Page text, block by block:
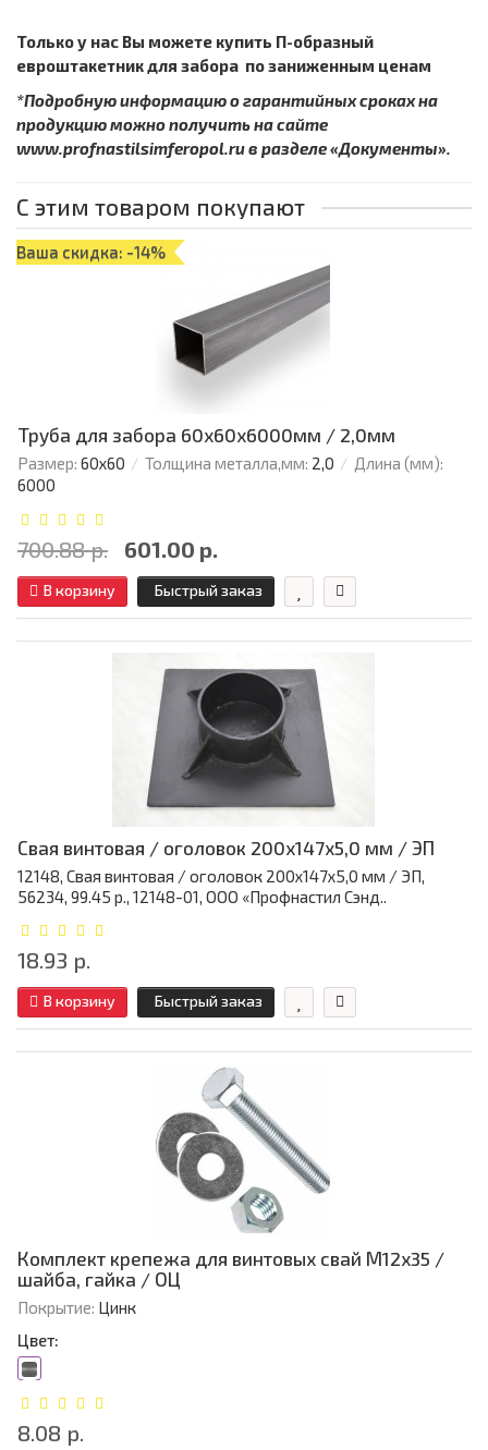
Только у нас Вы можете купить П-образный
евроштакетник для забора по заниженным ценам
*Подробную информацию о гарантийных сроках на
продукцию можно получить на сайте
www.profnastilsimferopol.ru в разделе «Документы».
С этим товаром покупают
Ваша скидка: -14%
Труба для забора 60х60x6000мм / 2,0мм
Размер: 60х60 Толщина металла,мм: 2,0
Длина (мм):
6000
700.88 р. 601.00 р.
В корзину Быстрый заказ
Свая винтовая / оголовок 200x147x5,0 мм / ЭП
12148, Свая винтовая / оголовок 200x147x5,0 мм / ЭП,
56234, 99.45 р., 12148-01, ООО «Профнастил Сэнд..
18.93 р.
В корзину Быстрый заказ
Комплект крепежа для винтовых свай М12х35 /
шайба, гайка / ОЦ
Покрытие: Цинк
Цвет:
8.08 р.